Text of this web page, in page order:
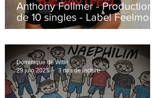
Anthony Follmer - Production
de 10 singles - Label Feelmore
Records
Dominique de Witte
29 juin 2025
3 min de lecture